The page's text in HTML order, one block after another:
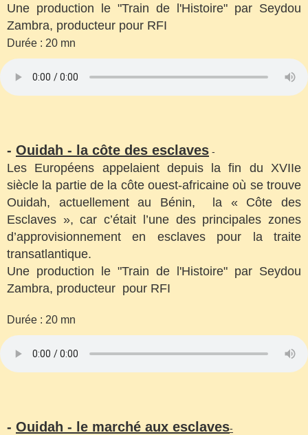
Une production le "Train de l'Histoire" par Seydou
Zambra, producteur pour RFI
Durée : 20 mn
- Ouidah - la côte des esclaves -
Les Européens appelaient depuis la fin du XVIIe
siècle la partie de la côte ouest-africaine où se trouve
Ouidah, actuellement au Bénin, la « Côte des
Esclaves », car c’était l’une des principales zones
d’approvisionnement en esclaves pour la traite
transatlantique.
Une production le "Train de l'Histoire" par Seydou
Zambra, producteur pour RFI
Durée : 20 mn
- Ouidah - le marché aux esclaves-